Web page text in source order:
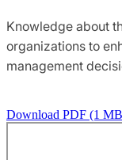
Knowledge about
organizations to
management
Download PDF (1